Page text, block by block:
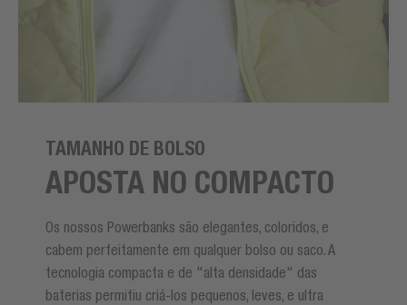
TAMANHO DE BOLSO
APOSTA NO COMPACTO
Os nossos Powerbanks são elegantes, coloridos, e
cabem perfeitamente em qualquer bolso ou saco. A
tecnologia compacta e de "alta densidade" das
baterias permitiu criá-los pequenos, leves, e ultra